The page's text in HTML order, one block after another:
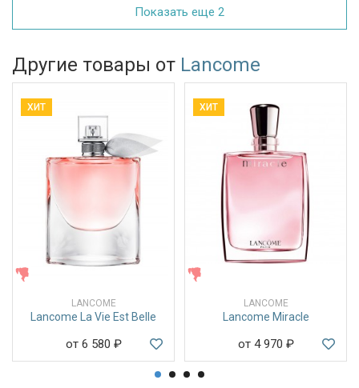
Показать еще 2
Другие товары от Lancome
ХИТ
LANCOME
Lancome La Vie Est Belle
от 6 580 ₽
ХИТ
LANCOME
Lancome Miracle
от 4 970 ₽